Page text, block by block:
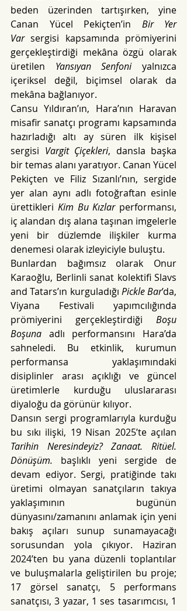
beden üzerinden tartışırken, yine
Canan Yücel Pekiçten’in Bir Yer
Var sergisi kapsamında prömiyerini
gerçekleştirdiği mekâna özgü olarak
üretilen Yansıyan Senfoni yalnızca
içeriksel değil, biçimsel olarak da
mekâna bağlanıyor.
Cansu Yıldıran’ın, Hara’nın Haravan
misafir sanatçı programı kapsamında
hazırladığı altı ay süren ilk kişisel
sergisi Vargit Çiçekleri, dansla başka
bir temas alanı yaratıyor. Canan Yücel
Pekiçten ve Filiz Sızanlı’nın, sergide
yer alan aynı adlı fotoğraftan esinle
ürettikleri Kim Bu Kızlar performansı,
iç alandan dış alana taşınan imgelerle
yeni bir düzlemde ilişkiler kurma
denemesi olarak izleyiciyle buluştu.
Bunlardan bağımsız olarak Onur
Karaoğlu, Berlinli sanat kolektifi Slavs
and Tatars’ın kurguladığı Pickle Bar’da,
Viyana Festivali yapımcılığında
prömiyerini gerçekleştirdiği Boşu
Boşuna adlı performansını Hara’da
sahneledi. Bu etkinlik, kurumun
performansa yaklaşımındaki
disiplinler arası açıklığı ve güncel
üretimlerle kurduğu uluslararası
diyaloğu da görünür kılıyor.
Dansın sergi programlarıyla kurduğu
Tarihin Neresindeyiz? Zanaat. Ritüel.
Dönüşüm. başlıklı yeni sergide de
devam ediyor. Sergi, pratiğinde takı
üretimi olmayan sanatçıların takıya
yaklaşımının bugünün
dünyasını/zamanını anlamak için yeni
bakış açıları sunup sunamayacağı
sorusundan yola çıkıyor. Haziran
2024’ten bu yana düzenli toplantılar
ve buluşmalarla geliştirilen bu proje;
17 görsel sanatçı, 5 performans
sanatçısı, 3 yazar, 1 ses tasarımcısı, 1